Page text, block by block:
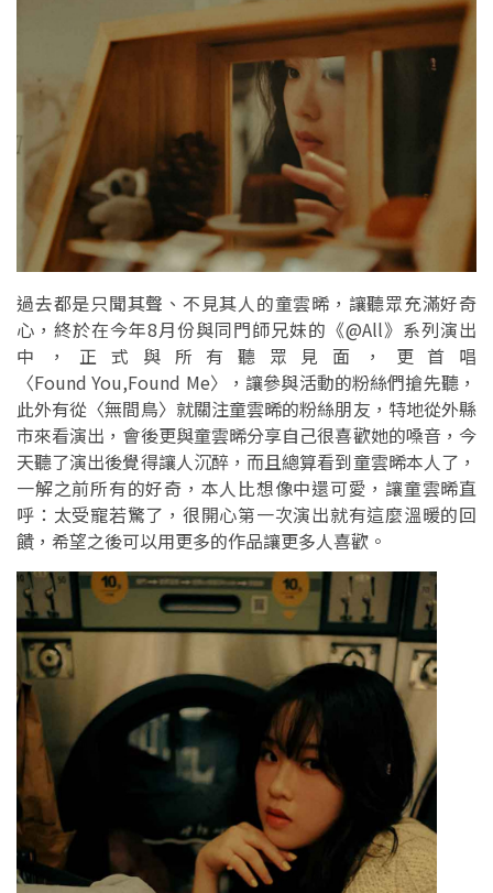
過去都是只聞其聲、不見其人的童雲晞，讓聽眾充滿好奇
心，終於在今年8月份與同門師兄妹的《@All》系列演出
中，正式與所有聽眾見面，更首唱
〈Found You,Found Me〉，讓參與活動的粉絲們搶先聽，
此外有從〈無間鳥〉就關注童雲晞的粉絲朋友，特地從外縣
市來看演出，會後更與童雲晞分享自己很喜歡她的嗓音，今
天聽了演出後覺得讓人沉醉，而且總算看到童雲晞本人了，
一解之前所有的好奇，本人比想像中還可愛，讓童雲晞直
呼：太受寵若驚了，很開心第一次演出就有這麼溫暖的回
饋，希望之後可以用更多的作品讓更多人喜歡。